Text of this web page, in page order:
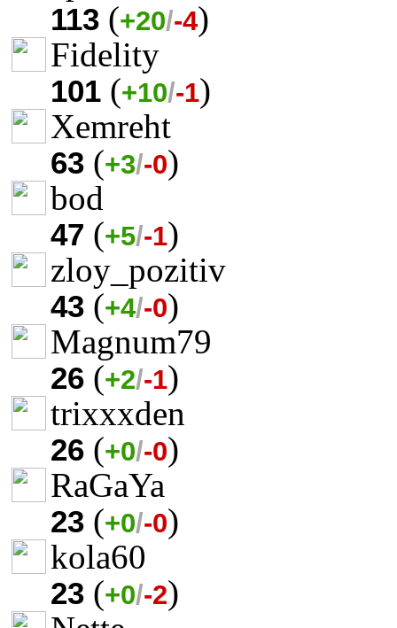
113 (+20/-4)
Fidelity
101 (+10/-1)
Xemreht
63 (+3/-0)
bod
47 (+5/-1)
zloy_pozitiv
43 (+4/-0)
Magnum79
26 (+2/-1)
trixxxden
26 (+0/-0)
RaGaYa
23 (+0/-0)
kola60
23 (+0/-2)